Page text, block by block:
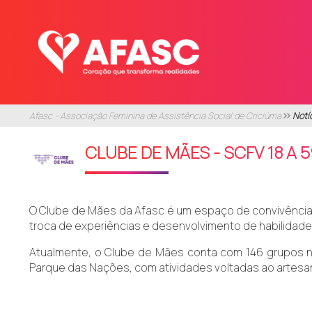
Afasc - Associação Feminina de Assistência Social de Criciúma
CLUBE DE MÃES - SCFV 18 A
O Clube de Mães da Afasc é um espaço de
troca de experiências e desenvolvimento de
Atualmente, o Clube de Mães conta com 146 grupos
Parque das Nações, com atividades voltadas ao